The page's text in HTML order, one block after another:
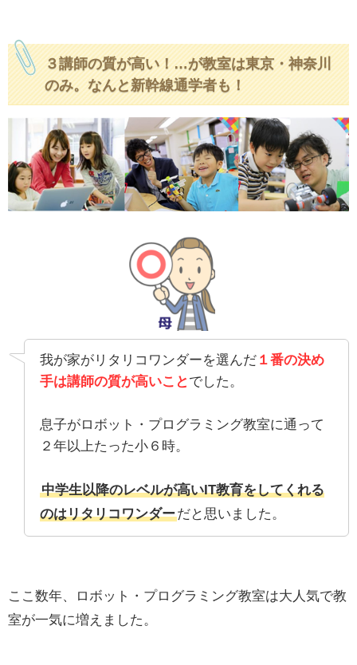
３講師の質が高い！…が教室は東京・神奈川
のみ。なんと新幹線通学者も！
我が家がリタリコワンダーを選んだ１番の決め
手は講師の質が高いこと でした。
息子がロボット・プログラミング教室に通って
２年以上たった小６時。
中学生以降のレベルが高いIT教育をしてくれる
のはリタリコワンダーだと思いました。
ここ数年、ロボット・プログラミング教室は大人気で教
室が一気に増えました。